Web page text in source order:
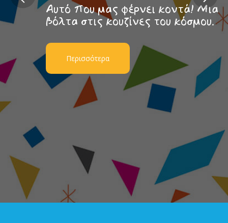
Αυτό που μας φέρνει κοντά! Μια
βόλτα στις κουζίνες του κόσμου.
Περισσότερα